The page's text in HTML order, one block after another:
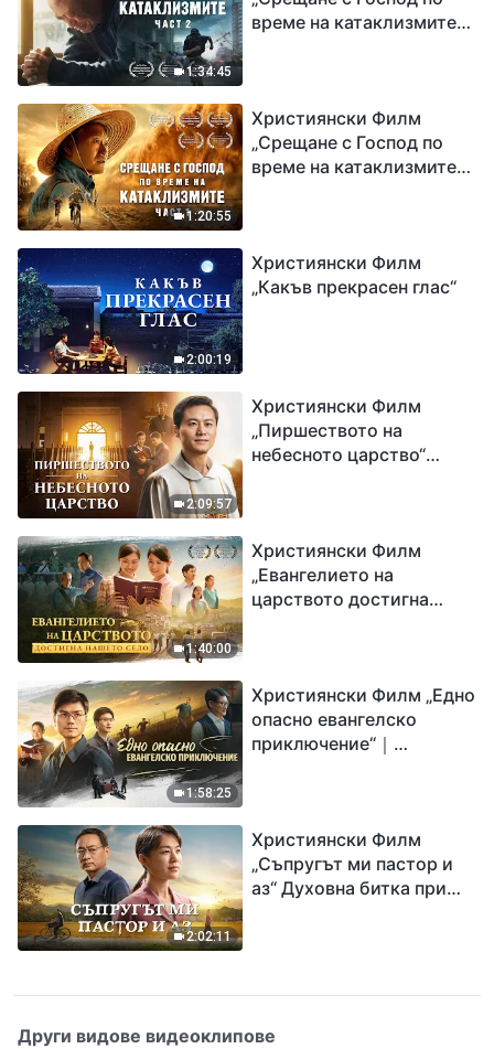
1:34:45
време на катаклизмите“
1:20:55
Християнски Филм
„Срещане с Господ по
време на катаклизмите“
2:00:19
Християнски Филм
„Какъв прекрасен глас“
2:09:57
Християнски Филм
„Пиршеството на
небесното царство“
1:40:00
Християнски Филм
„Евангелието на
царството достигна
1:58:25
Християнски Филм „Едно
опасно евангелско
приключение“｜
Исус
2:02:11
Християнски Филм
„Съпругът ми пастор и
аз“ Духовна битка при
Други видове видеоклипове